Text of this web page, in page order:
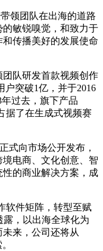
领团队在出海的道路
敏锐嗅觉，和致力于
传播美好的发展使命
队研发首款视频创作
户突破1亿，并于2016
过去，旗下产品
据了在生成式视频赛
式向市场公开发布，
电商、文化创意、智
的商业解决方案，成
软件矩阵，转型至赋
，以出海全球化为
来，公司还将从